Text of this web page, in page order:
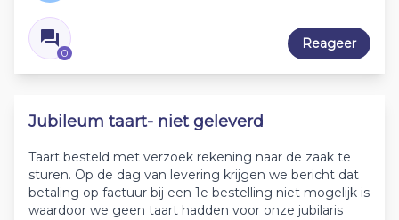
0
Reageer
Jubileum taart- niet geleverd
Taart besteld met verzoek rekening naar de zaak te
sturen. Op de dag van levering krijgen we bericht dat
betaling op factuur bij een 1e bestelling niet mogelijk is
waardoor we geen taart hadden voor onze jubilaris